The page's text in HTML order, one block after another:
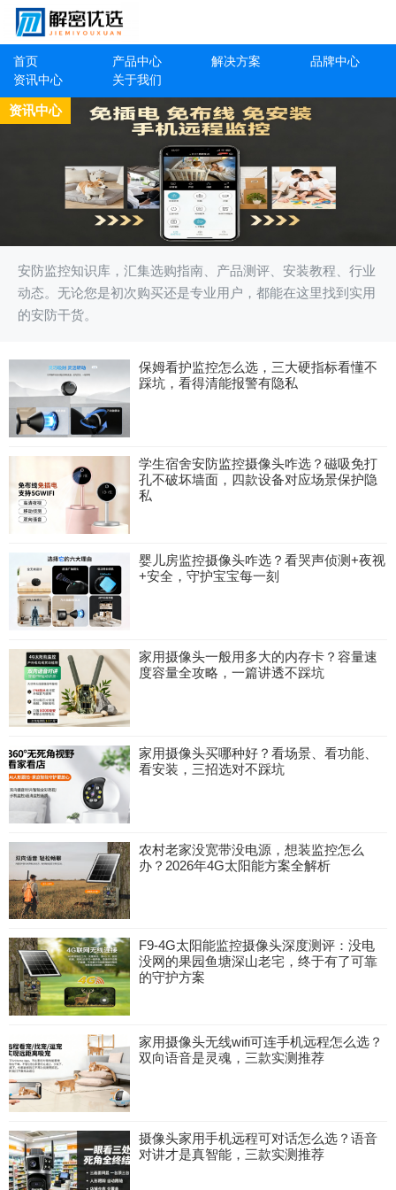
首页 产品中心 解决方案
品牌中心
资讯中心
关于我们
资讯中心
安防监控知识库，汇集选购指南、产品测评、安装教程、行业
动态。无论您是初次购买还是专业用户，都能在这里找到实用
的安防干货。
保姆看护监控怎么选，三大硬指标看懂不
踩坑，看得清能报警有隐私
学生宿舍安防监控摄像头咋选？磁吸免打
孔不破坏墙面，四款设备对应场景保护隐
私
婴儿房监控摄像头咋选？看哭声侦测+夜视
+安全，守护宝宝每一刻
家用摄像头一般用多大的内存卡？容量速
度容量全攻略，一篇讲透不踩坑
家用摄像头买哪种好？看场景、看功能、
看安装，三招选对不踩坑
农村老家没宽带没电源，想装监控怎么
办？2026年4G太阳能方案全解析
F9-4G太阳能监控摄像头深度测评：没电
没网的果园鱼塘深山老宅，终于有了可靠
的守护方案
家用摄像头无线wifi可连手机远程怎么选？
双向语音是灵魂，三款实测推荐
摄像头家用手机远程可对话怎么选？语音
对讲才是真智能，三款实测推荐